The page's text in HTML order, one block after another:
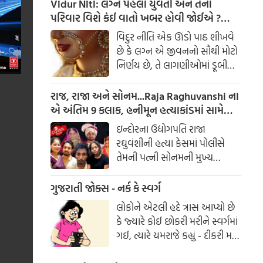
થવાનુ કારણ પિત્ત અને કફ સાથે
સંબંધિત છે. થાઈરોઈડ ગ્લેંડ
આપણા શરીરમાં જોવા મળનારી
સૌથી મોટી અંતસ્ત્રાવી ગ્રંથિયોમાંથી
એક છે.
Vidur Niti: લગ્ન પહેલા યુવતી અને તેના
પરિવાર વિશે કંઈ વાતો ખબર હોવી જોઈએ ?
જાણી લો નહી તો થશે પસ્તાવોવિદુર નીતિ એક ઊંડો પાઠ શીખવે
છે કે લગ્ન એ જીવનનો સૌથી મોટો
નિર્ણય છે, તે લાગણીઓમાં ડૂબી
જઈને ન લેવો જોઈએ. લગ્ન પહેલાં
કેટલીક બાબતો જાણવી જરૂરી છે,
જે પાછળથી સંબંધનો પાયો નક્કી
કરે છે.
રાજ, રાજા અને સોનમ...Raja Raghuvanshi ના
એ અંતિમ 9 કલાક, હનીમૂન હત્યાકાંડમાં સામે
આવ્યા નવા FACTSઇન્દોરના ઉદ્યોગપતિ રાજા
રઘુવંશીની હત્યા કેસમાં પોલીસે
તેમની પત્ની સોનમની મુખ્ય
આરોપી તરીકે ધરપકડ કરી છે.
શરૂઆતની તપાસમાં જાણવા મળ્યું
છે કે સોનમે તેના પતિની હત્યા કરી
હતી અને લાશ મેઘાલયમાં ખાડામાં
ફેંકી દીધી હતી. સોનમે ત્રણ
હત્યારાઓની મદદ લીધી હતી અને
ગુજરાતી જોક્સ - નર્ક કે સ્વર્ગ
લોકોને એટલી હદે ત્રાસ આપ્યો છે
કે જ્યારે કોઈ છોકરી મરીને સ્વર્ગમાં
ગઈ, ત્યારે યમરાજે કહ્યું - દીકરી મને